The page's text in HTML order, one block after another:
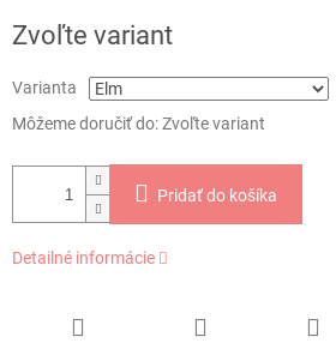
cena:
Zvoľte variant
Varianta
Môžeme doručiť do:Zvoľte variant
Pridať do košíka
Detailné informácie